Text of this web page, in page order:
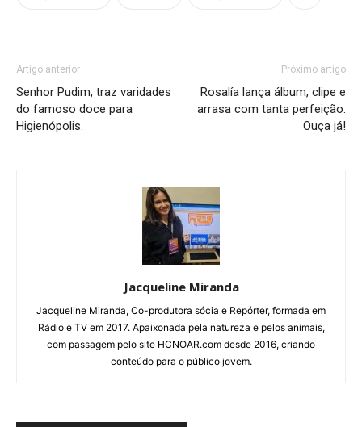
Artigo anterior
Senhor Pudim, traz varidades
do famoso doce para
Higienópolis.
Próximo artigo
Rosalía lança álbum, clipe e
arrasa com tanta perfeição.
Ouça já!
Jacqueline Miranda
Jacqueline Miranda, Co-produtora sócia e Repórter, formada em
Rádio e TV em 2017. Apaixonada pela natureza e pelos animais,
com passagem pelo site HCNOAR.com desde 2016, criando
conteúdo para o público jovem.